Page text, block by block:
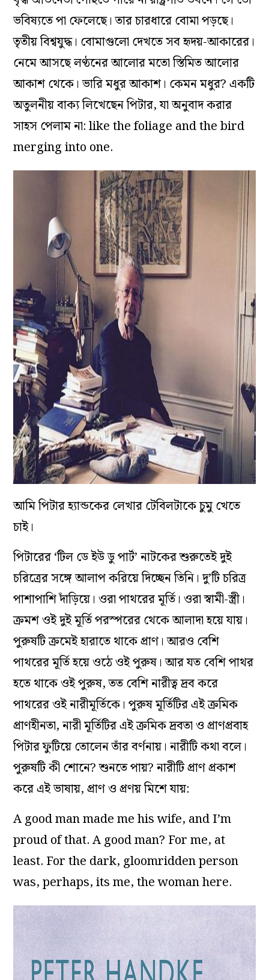
ভবিষ্যতে পা ফেলেছে। তার চারধারে বোমা পড়ছে।
তৃতীয় বিশ্বযুদ্ধ। বোমাগুলো দেখতে সব হৃদয়-আকারের।
নেমে আসছে লণ্ঠনের আলোর মতো স্তিমিত আলোর
আকাশ থেকে। ভারি মধুর আকাশ। কেমন মধুর? একটি
অতুলনীয় বাক্য লিখেছেন পিটার, যা অনুবাদ করার
সাহস পেলাম না: like the foliage and the bird
merging into one.
আমি পিটার হ্যান্ডকের লেখার টেবিলটাকে চুমু খেতে
চাই।
পিটারের ‘টিল ডে ইউ ডু পার্ট’ নাটকের শুরুতেই দুই
চরিত্রের সঙ্গে আলাপ করিয়ে দিচ্ছেন তিনি। দু’টি চরিত্র
পাশাপাশি দাঁড়িয়ে। ওরা পাথরের মূর্তি। ওরা স্বামী-স্ত্রী।
ক্রমশ ওই দুই মূর্তি পরস্পরের থেকে আলাদা হয়ে যায়।
পুরুষটি ক্রমেই হারাতে থাকে প্রাণ। আরও বেশি
পাথরের মূর্তি হয়ে ওঠে ওই পুরুষ। আর যত বেশি পাথর
হতে থাকে ওই পুরুষ, তত বেশি নারীত্ব দ্রব করে
পাথরের ওই নারীমূর্তিকে। পুরুষ মূর্তিটির এই ক্রমিক
প্রাণহীনতা, নারী মূর্তিটির এই ক্রমিক দ্রবতা ও প্রাণপ্রবাহ
পিটার ফুটিয়ে তোলেন তাঁর বর্ণনায়। নারীটি কথা বলে।
পুরুষটি কী শোনে? শুনতে পায়? নারীটি প্রাণ প্রকাশ
করে এই ভাষায়, প্রাণ ও প্রণয় মিশে যায়:
A good man made me his wife, and I’m
proud of that. A good man? For me, at
least. For the dark, gloomridden person
was, perhaps, its me, the woman here.